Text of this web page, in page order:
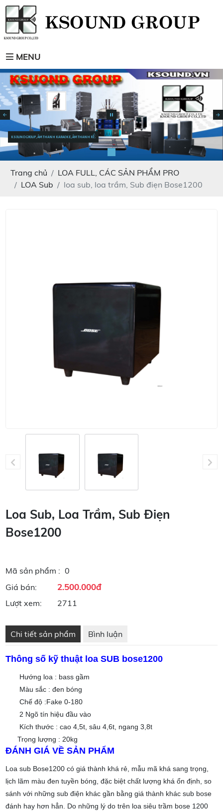
MENU
KSOUND GROUP, ÂM THANH KARAOKE, ÂM THANH RẺ
Trang chủ
LOA FULL, CÁC SẢN PHẨM PRO
LOA Sub
loa sub, loa trầm, Sub điẹn Bose1200
Loa Sub, Loa Trầm, Sub Điẹn
Bose1200
Mã sản phẩm : 0
Giá bán:
2.500.000đ
Lượt xem: 2711
Chi tiết sản phẩm Bình luận
Thông số kỹ thuật loa SUB bose1200
Hướng loa : bass gầm
Màu sắc : đen bóng
Chế độ :Fake 0-180
2 Ngõ tín hiệu đầu vào
Kích thước : cao 4,5t, sâu 4,6t, ngang 3,8t
Trọng lượng : 20kg
ĐÁNH GIÁ VỀ SẢN PHẨM
Loa sub Bose1200 có giá thành khá rẻ, mẫu mã khá sang trọng,
lịch lãm màu đen tuyền bóng, đặc biệt chất lượng khá ổn định, so
sánh với những sub điện khác gần bằng giá thành khác sub bose
đánh hay hơn hẳn. Do những lý do trên loa siêu trầm bose 1200